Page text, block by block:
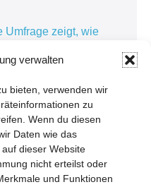
verwalten
bieten, verwenden wir
zu
Wenn du diesen
Daten wie das
dieser Website
nicht erteilst oder
und Funktionen
Umfrage zeigt, wie
in der
die besten
zur erfolgreichen